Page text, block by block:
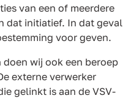
van een of meerdere
dat initiatief. In dat geval
voor geven.
wij ook een beroep
externe verwerker
gelinkt is aan de VSV-